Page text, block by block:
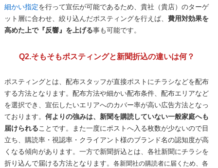
細かい指定を行って宣伝が可能であるため、貴社（貴店）のターゲ
ット層に合わせ、絞り込んだポスティングを行えば、 費用対効果を
高めた上で『反響』を上げる事も可能です。
Q2.そもそもポスティングと新聞折込の違いは何？
ポスティングとは、配布スタッフが直接ポストにチラシなどを配布
する方法となります。配布方法や細かい配布条件、配布エリアなど
を選択でき、宣伝したいエリアへのカバー率が高い広告方法となっ
ております。 何よりの強みは、新聞を購読していない一般家庭へも
届けられることです。また一度にポストへ入る枚数が少ないので目
立ち、購読率・視認率・クライアント様のブランド名の認知度が高
くなる傾向があります。一方で新聞折込とは、各社新聞にチラシを
折り込んで届ける方法となります。 各新聞社の購読者に届くため、各